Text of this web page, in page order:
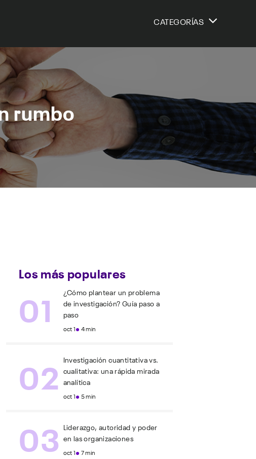
CATEGORÍAS
rumbo
Los más populares
01
¿Cómo plantear un problema
de investigación? Guía paso a
paso
oct 1 4 min
02
Investigación cuantitativa vs.
cualitativa: una rápida mirada
analítica
oct 1 5 min
03
Liderazgo, autoridad y poder
en las organizaciones
oct 1 7 min